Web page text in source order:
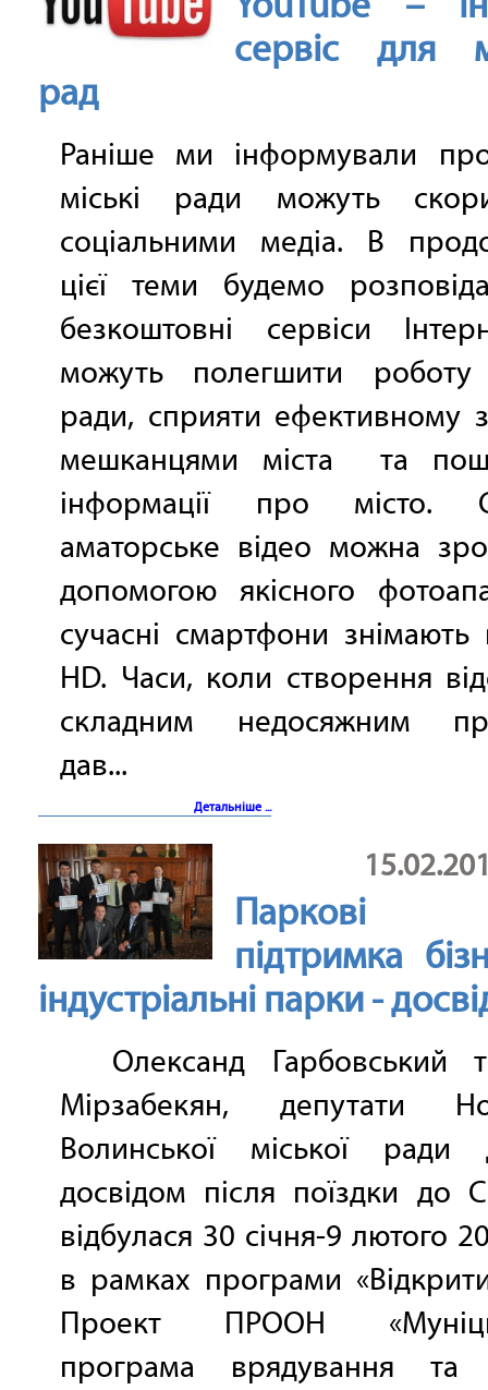
сервіс для
рад
Раніше ми інформували
міські ради можуть
соціальними медіа. В
цієї теми будемо
безкоштовні сервіси
можуть полегшити роботу
ради, сприяти ефективному
мешканцями міста та
інформації про місто.
аматорське відео можна
допомогою якісного
сучасні смартфони знімають
HD. Часи, коли створення
складним недосяжним
дав...
Детальніше ...
Паркові
підтримка
індустріальні парки -
Олександ Гарбовський
Мірзабекян, депутати
Волинської міської ради
досвідом після поїздки
відбулася 30 cічня-9 лютого
в рамках програми
Проект ПРООН
програма врядування та